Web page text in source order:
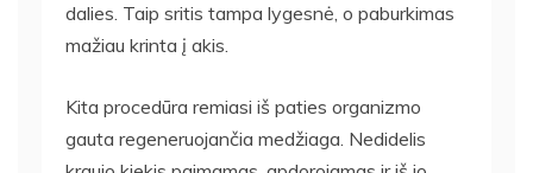
dalies. Taip sritis tampa lygesnė, o paburkimas
mažiau krinta į akis.
Kita procedūra remiasi iš paties organizmo
gauta regeneruojančia medžiaga. Nedidelis